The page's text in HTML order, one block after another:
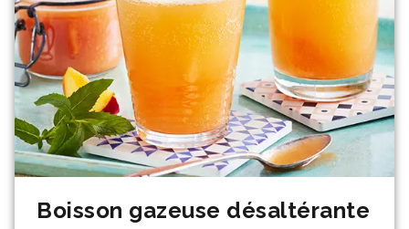
Boisson gazeuse désaltérante